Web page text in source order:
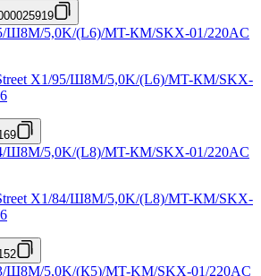
X1/95/Ш8M/5,0K/(L6)/MT-КМ/SKX-
X1/84/Ш8M/5,0K/(L8)/MT-КМ/SKX-